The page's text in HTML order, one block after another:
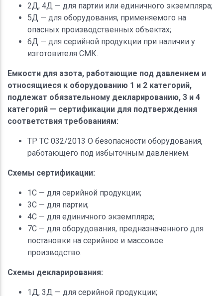
2Д, 4Д — для партии или единичного экземпляра;
5Д — для оборудования, применяемого на
опасных производственных объектах;
6Д — для серийной продукции при наличии у
изготовителя СМК.
Емкости для азота, работающие под давлением и
относящиеся к оборудованию 1 и 2 категорий,
подлежат обязательному декларированию, 3 и 4
категорий — сертификации для подтверждения
соответствия требованиям:
ТР ТС 032/2013 О безопасности оборудования,
работающего под избыточным давлением.
Схемы сертификации:
1С — для серийной продукции;
3С — для партии;
4С — для единичного экземпляра;
7С — для оборудования, предназначенного для
постановки на серийное и массовое
производство.
Схемы декларирования:
1Д, 3Д — для серийной продукции;